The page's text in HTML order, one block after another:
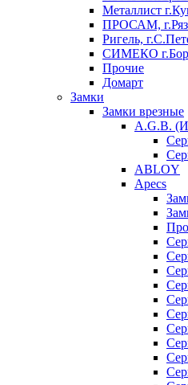
Металлист
ПРОСАМ,
Ригель,
СИМЕКО
Прочие
Домарт
Замки
Замки врезные
A.G.B.
ABLOY
Apecs